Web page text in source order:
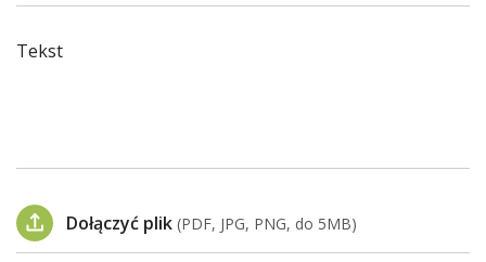
Tekst
Dołączyć plik (PDF, JPG, PNG, do 5MB)